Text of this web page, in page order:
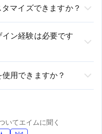
ンプレート 3つの簡
を効率化します。
件を入力します
タマイズされたコンテンツ
レゼンテーションを確認、
マイズできますか？
質の初期コンテンツを
ントロールできます。
レイアウトの変更、ス
や削除が可能です。当
案と手動カスタマイズ
。
ン経験は必要です
AI搭載プラットフォー
します。お客様はコン
プロフェッショナルで
用できますか？
ランドの完全なカスタ
ョン全体に自動的に組
いてエイムに聞く